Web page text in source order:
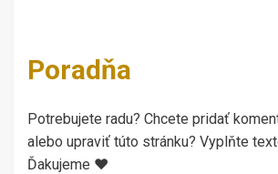
Poradňa
Potrebujete radu? Chcete pridať
alebo upraviť túto stránku? Vyplňte
Ďakujeme ♥